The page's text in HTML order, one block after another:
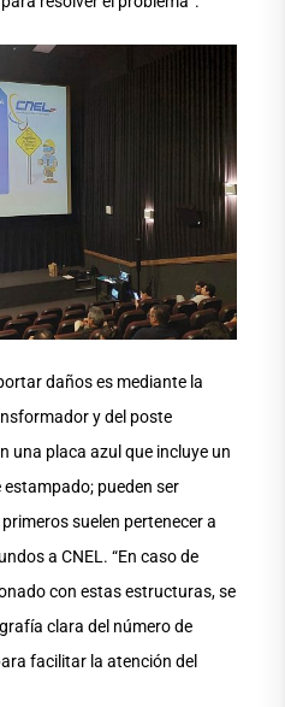
daños es mediante la
y del poste
una placa azul que incluye un
pueden ser
suelen pertenecer a
a CNEL. “En caso de
con estas estructuras, se
clara del número de
facilitar la atención del